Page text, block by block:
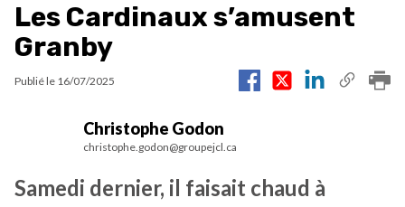
Les Cardinaux s’amusent
Granby
Publié le 16/07/2025
Christophe Godon
christophe.godon@groupejcl.ca
Samedi dernier, il faisait chaud à